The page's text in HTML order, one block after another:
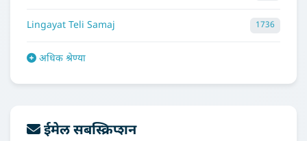
Lingayat Teli Samaj 1736
अधिक श्रेण्या
ईमेल सबस्क्रिप्शन